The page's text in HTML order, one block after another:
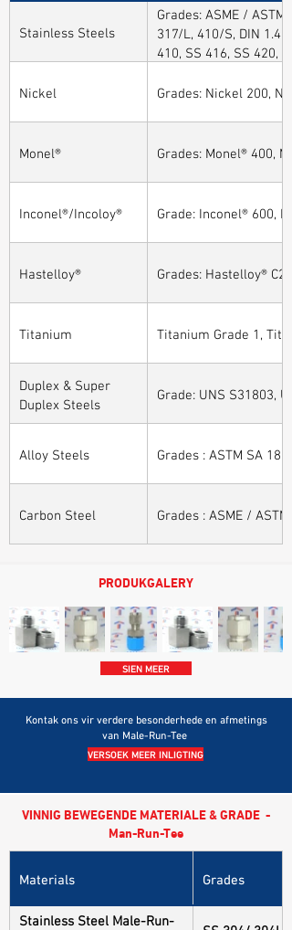
Stainless Steels
Grades: ASME /
317/L, 410/S, DIN
410, SS 416, SS 420,
Nickel
Grades: Nickel 200,
Monel® Grades: Monel® 400,
Inconel®/Incoloy® Grade: Inconel® 600,
Hastelloy® Grades: Hastelloy®
Titanium Titanium Grade 1,
Duplex & Super
Duplex Steels
Grade: UNS S31803,
Alloy Steels Grades : ASTM SA
Carbon Steel Grades : ASME /
PRODUKGALERY
SIEN MEER
Kontak ons vir verdere besonderhede en afmetings
van Male-Run-Tee
VERSOEK MEER INLIGTING
VINNIG BEWEGENDE MATERIALE & GRADE -
Man-Run-Tee
Materials Grades
Stainless Steel Male-Run-